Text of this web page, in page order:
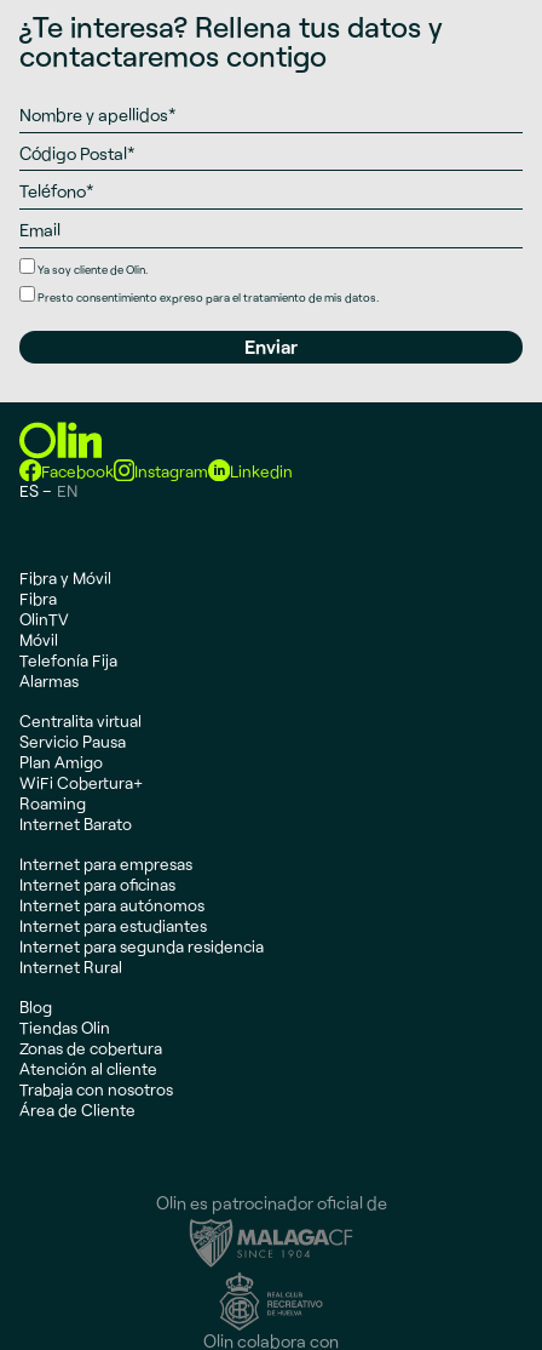
¿Te interesa? Rellena tus datos y
contactaremos contigo
Ya soy cliente de Olin.
Prestoconsentimiento expresopara el tratamiento de mis datos.
Facebook Instagram
Linkedin
ES
EN
Fibra y Móvil
Fibra
OlinTV
Móvil
Telefonía Fija
Alarmas
Centralita virtual
Servicio Pausa
Plan Amigo
WiFi Cobertura+
Roaming
Internet Barato
Internet para empresas
Internet para oficinas
Internet para autónomos
Internet para estudiantes
Internet para segunda residencia
Internet Rural
Blog
Tiendas Olin
Zonas de cobertura
Atención al cliente
Trabaja con nosotros
Área de Cliente
Olin es patrocinador oficial de
Olin colabora con